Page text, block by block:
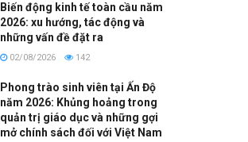
Biến động kinh tế toàn cầu năm
2026: xu hướng, tác động và
những vấn đề đặt ra
02/08/2026 142
Phong trào sinh viên tại Ấn Độ
năm 2026: Khủng hoảng trong
quản trị giáo dục và những gợi
mở chính sách đối với Việt Nam